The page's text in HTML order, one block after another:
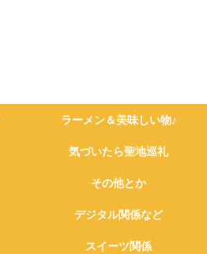
ラーメン＆美味しい物♪
気づいたら聖地巡礼
その他とか
デジタル関係など
スイーツ関係